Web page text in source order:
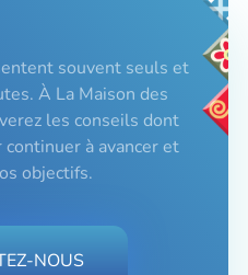
souvent seuls et
À La Maison des
les conseils dont
à avancer et
objectifs.
NOUS